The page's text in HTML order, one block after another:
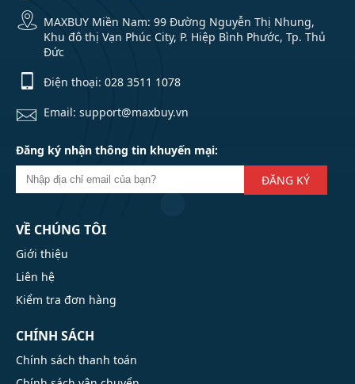
MAXBUY Miền Nam: 99 Đường Nguyễn Thị Nhung,
Khu đô thị Vạn Phúc City, P. Hiệp Bình Phước, Tp. Thủ
Đức
Điện thoại: 028 3511 1078
Email: support@maxbuy.vn
Đăng ký nhận thông tin khuyến mại:
ĐĂNG KÝ
VỀ CHÚNG TÔI
Giới thiệu
Liên hệ
Kiểm tra đơn hàng
CHÍNH SÁCH
Chính sách thanh toán